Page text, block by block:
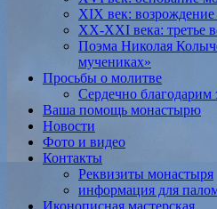
XIX век:
XX-XXI века: третье
Поэма Николая
мучениках»
Просьбы о молитве
Сердечно благодарим
Ваша помощь монастырю
Новости
Фото и видео
Контакты
Реквизиты монастыря
информация для
Иконописная мастерская